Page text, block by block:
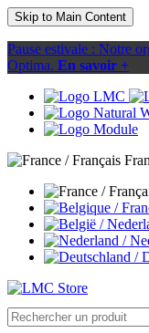
Skip to Main Content
Pause estivale : Notre
Optima. En savoir +